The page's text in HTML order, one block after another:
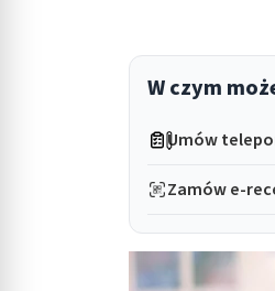
W czym
Umów
Zamów e-